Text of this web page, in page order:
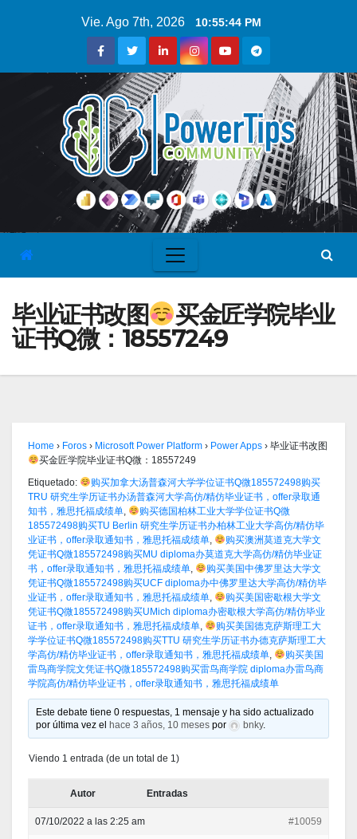
Vie. Ago 7th, 2026 10:55:45 PM
毕业证书改图
买金匠学院毕业
证书Q微：18557249
Home › Foros › Microsoft Power Platform › Power Apps › 毕业证书改图
买金匠学院毕业证书Q微：18557249
Etiquetado:
购买加拿大汤普森河大学学位证书Q微185572498购买
TRU 研究生学历证书办汤普森河大学高仿/精仿毕业证书，offer录取通
知书，雅思托福成绩单,
购买德国柏林工业大学学位证书Q微
185572498购买TU Berlin 研究生学历证书办柏林工业大学高仿/精仿毕
业证书，offer录取通知书，雅思托福成绩单,
购买澳洲莫道克大学文
凭证书Q微185572498购买MU diploma办莫道克大学高仿/精仿毕业证
书，offer录取通知书，雅思托福成绩单,
购买美国中佛罗里达大学文
凭证书Q微185572498购买UCF diploma办中佛罗里达大学高仿/精仿毕
业证书，offer录取通知书，雅思托福成绩单,
购买美国密歇根大学文
凭证书Q微185572498购买UMich diploma办密歇根大学高仿/精仿毕业
证书，offer录取通知书，雅思托福成绩单,
购买美国德克萨斯理工大
学学位证书Q微185572498购买TTU 研究生学历证书办德克萨斯理工大
学高仿/精仿毕业证书，offer录取通知书，雅思托福成绩单,
购买美国
雷鸟商学院文凭证书Q微185572498购买雷鸟商学院 diploma办雷鸟商
学院高仿/精仿毕业证书，offer录取通知书，雅思托福成绩单
Este debate tiene 0 respuestas, 1 mensaje y ha sido actualizado
por última vez el
hace 3 años, 10 meses por bnky.
Viendo 1 entrada (de un total de 1)
Autor Entradas
07/10/2022 a las 2:25 am #10059